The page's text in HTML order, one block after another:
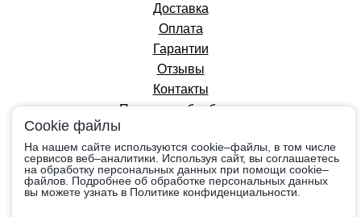
Доставка
Оплата
Гарантии
Отзывы
Контакты
Политика обработки
персональных данных
Вся информация на сайте приведена в
ознакомительных целях, носит справочный
Cookie файлы
На нашем сайте используются cookie–файлы, в том числе
сервисов веб–аналитики. Используя сайт, вы соглашаетесь
на обработку персональных данных при помощи cookie–
файлов. Подробнее об обработке персональных данных
вы можете узнать в Политике конфиденциальности.